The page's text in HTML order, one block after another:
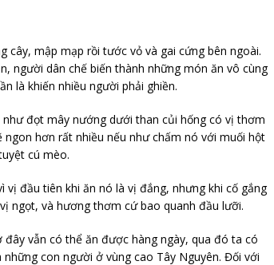
mập mạp rồi tước vỏ và gai cứng bên ngoài.
người dân chế biến thành những món ăn vô cùng
là khiến nhiều người phải ghiền.
đọt mây nướng dưới than củi hống có vị thơm
hơn rất nhiều nếu như chấm nó với muối hột
cú mèo.
đầu tiên khi ăn nó là vị đắng, nhưng khi cố gắng
ngọt, và hương thơm cứ bao quanh đầu lưỡi.
vẫn có thể ăn được hàng ngày, qua đó ta có
con người ở vùng cao Tây Nguyên. Đối với